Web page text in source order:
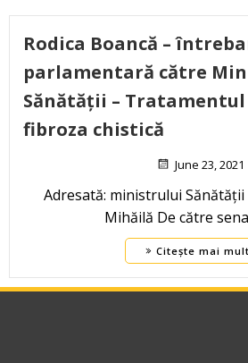
Rodica Boancă –
parlamentară către
Sănătății –
fibroza chistică
June 23, 2021
Adresată: ministrului
Mihăilă De către
Citește mai